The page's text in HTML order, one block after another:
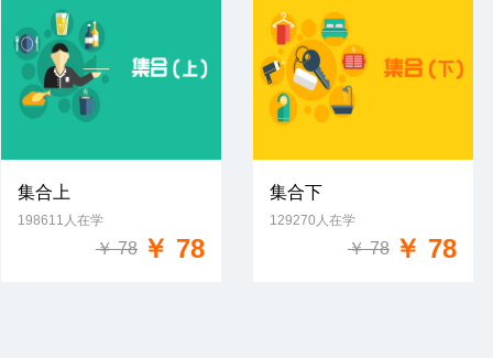
免费试学
集合上
198611人在学
￥ 78 ￥ 78
免费试学
集合下
129270人在学
￥ 78 ￥ 78